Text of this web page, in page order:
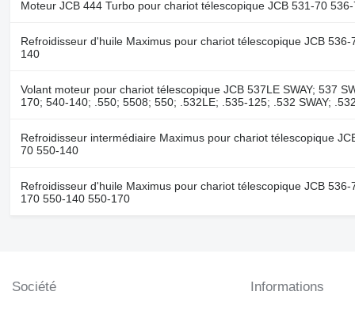
Moteur JCB 444 Turbo pour chariot télescopique JCB 531-70
Refroidisseur d'huile Maximus pour chariot télescopique JCB
140
Volant moteur pour chariot télescopique JCB 537LE SWAY; 537
170; 540-140; .550; 5508; 550; .532LE; .535-125; .532 SWAY;
Refroidisseur intermédiaire Maximus pour chariot télescopique
70 550-140
Refroidisseur d'huile Maximus pour chariot télescopique JCB
170 550-140 550-170
Société Informations